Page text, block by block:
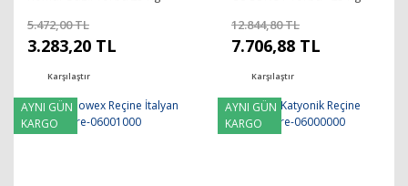
5.472,00 TL
3.283,20 TL
Karşılaştır
12.844,80 TL
7.706,88 TL
Karşılaştır
AYNI GÜN
KARGO
AYNI GÜN
KARGO